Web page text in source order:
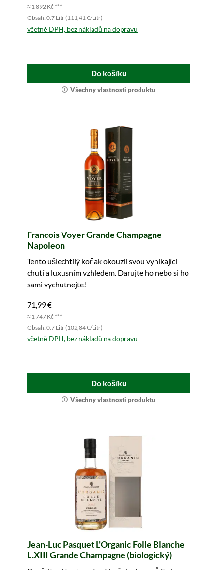
≈ 1 892 Kč ***
Obsah: 0.7 Litr (111,41 €/Litr)
včetně DPH, bez nákladů na dopravu
Do košíku
Všechny vlastnosti produktu
Francois Voyer Grande Champagne
Napoleon
Tento ušlechtilý koňak okouzlí svou vynikající
chutí a luxusním vzhledem. Darujte ho nebo si ho
sami vychutnejte!
71,99 €
≈ 1 747 Kč ***
Obsah: 0.7 Litr (102,84 €/Litr)
včetně DPH, bez nákladů na dopravu
Do košíku
Všechny vlastnosti produktu
Jean-Luc Pasquet L'Organic Folle Blanche
L.XIII Grande Champagne (biologický)